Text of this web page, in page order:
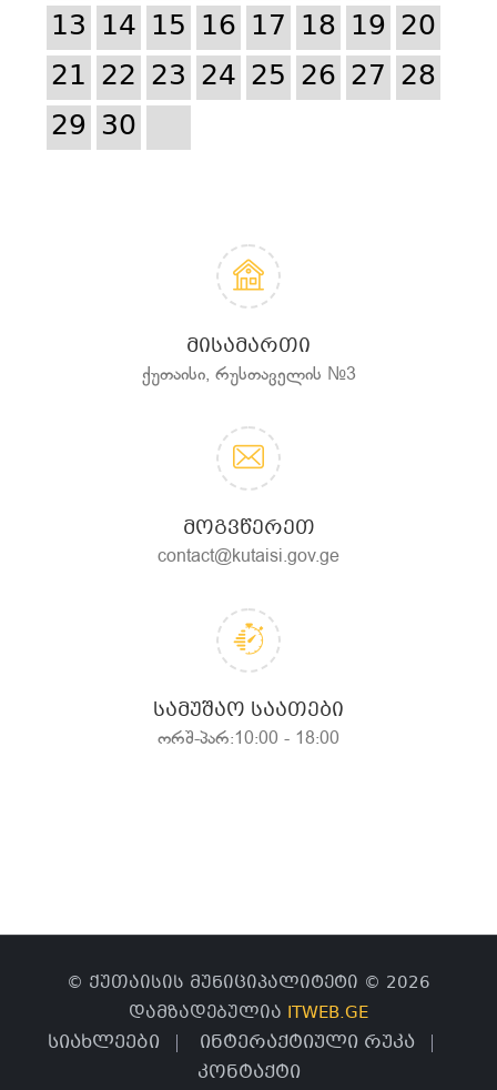
13 14 15 16 17 18 19 20
21 22 23 24 25 26 27 28
29 30
ᲛᲘᲡᲐᲛᲐᲠᲗᲘ
ქუთაისი, რუსთაველის №3
ᲛᲝᲒᲕᲬᲔᲠᲔᲗ
contact@kutaisi.gov.ge
ᲡᲐᲛᲣᲨᲐᲝ ᲡᲐᲐᲗᲔᲑᲘ
ორშ-პარ:10:00 - 18:00
© ქუთაისის მუნიციპალიტეტი © 2026
დამზადებულია ITWEB.GE
სიახლეები
ინტერაქტიული რუკა
კონტაქტი